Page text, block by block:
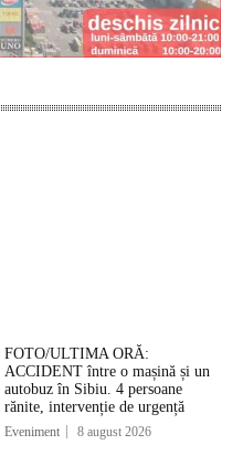
FOTO/ULTIMA ORĂ:
ACCIDENT între o mașină și un
autobuz în Sibiu. 4 persoane
rănite, intervenție de urgență
Eveniment 8 august 2026